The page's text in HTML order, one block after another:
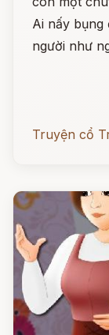
Ai nấy
người như
Truyện cổ